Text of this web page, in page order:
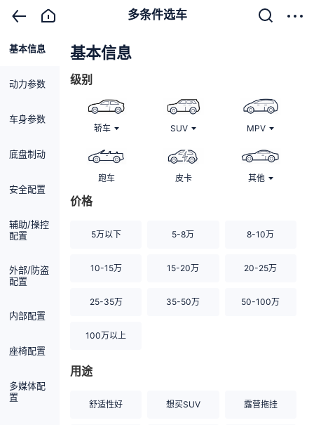
多条件选车
基本信息
动力参数
车身参数
底盘制动
安全配置
辅助/操控
配置
外部/防盗
配置
内部配置
座椅配置
多媒体配
置
基本信息
级别
轿车 SUV MPV
跑车 皮卡 其他
价格
5万以下 5-8万 8-10万
10-15万 15-20万 20-25万
25-35万 35-50万 50-100万
100万以上
用途
舒适性好 想买SUV 露营拖挂